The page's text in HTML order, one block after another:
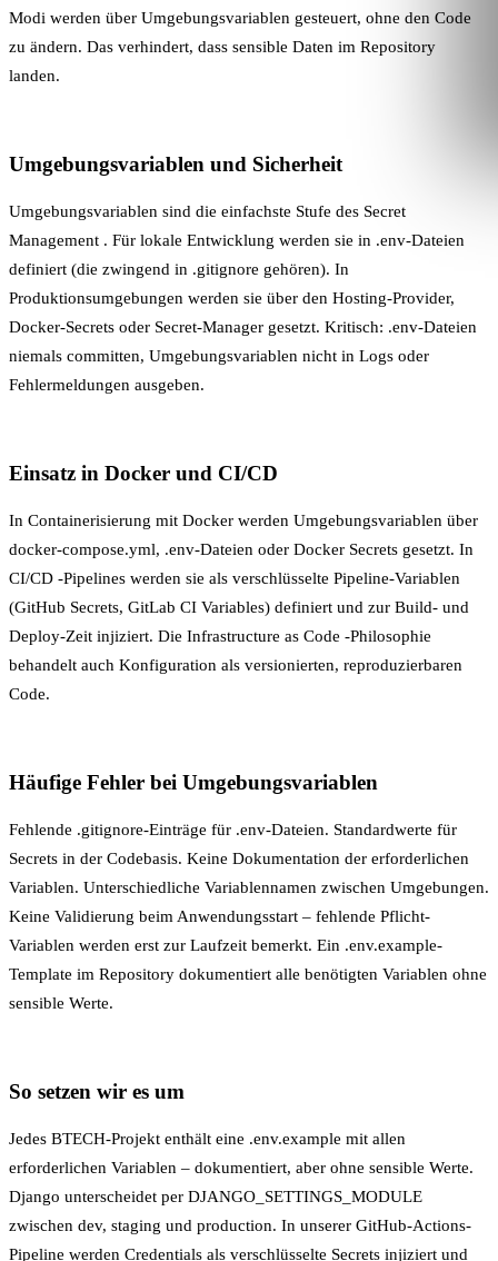
Modi werden über Umgebungsvariablen gesteuert, ohne den Code
zu ändern. Das verhindert, dass sensible Daten im Repository
landen.
Umgebungsvariablen und Sicherheit
Umgebungsvariablen sind die einfachste Stufe des Secret
Management . Für lokale Entwicklung werden sie in .env-Dateien
definiert (die zwingend in .gitignore gehören). In
Produktionsumgebungen werden sie über den Hosting-Provider,
Docker-Secrets oder Secret-Manager gesetzt. Kritisch: .env-Dateien
niemals committen, Umgebungsvariablen nicht in Logs oder
Fehlermeldungen ausgeben.
Einsatz in Docker und CI/CD
In Containerisierung mit Docker werden Umgebungsvariablen über
docker-compose.yml, .env-Dateien oder Docker Secrets gesetzt. In
CI/CD -Pipelines werden sie als verschlüsselte Pipeline-Variablen
(GitHub Secrets, GitLab CI Variables) definiert und zur Build- und
Deploy-Zeit injiziert. Die Infrastructure as Code -Philosophie
behandelt auch Konfiguration als versionierten, reproduzierbaren
Code.
Häufige Fehler bei Umgebungsvariablen
Fehlende .gitignore-Einträge für .env-Dateien. Standardwerte für
Secrets in der Codebasis. Keine Dokumentation der erforderlichen
Variablen. Unterschiedliche Variablennamen zwischen Umgebungen.
Keine Validierung beim Anwendungsstart – fehlende Pflicht-
Variablen werden erst zur Laufzeit bemerkt. Ein .env.example-
Template im Repository dokumentiert alle benötigten Variablen ohne
sensible Werte.
So setzen wir es um
Jedes BTECH-Projekt enthält eine .env.example mit allen
erforderlichen Variablen – dokumentiert, aber ohne sensible Werte.
Django unterscheidet per DJANGO_SETTINGS_MODULE
zwischen dev, staging und production. In unserer GitHub-Actions-
Pipeline werden Credentials als verschlüsselte Secrets injiziert und